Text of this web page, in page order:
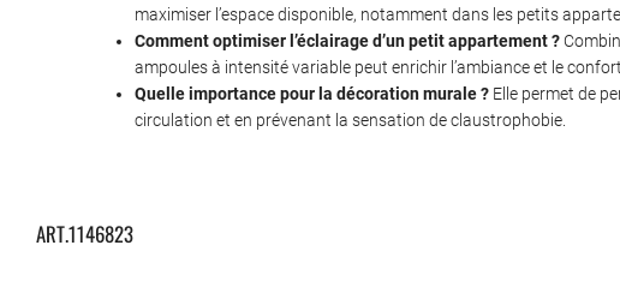
maximiser l’espace disponible, notamment dans les petits
Comment optimiser l’éclairage d’un petit appartement ?
ampoules à intensité variable peut enrichir l’ambiance et le
Quelle importance pour la décoration murale ? Elle permet de
circulation et en prévenant la sensation de claustrophobie.
ART.1146823